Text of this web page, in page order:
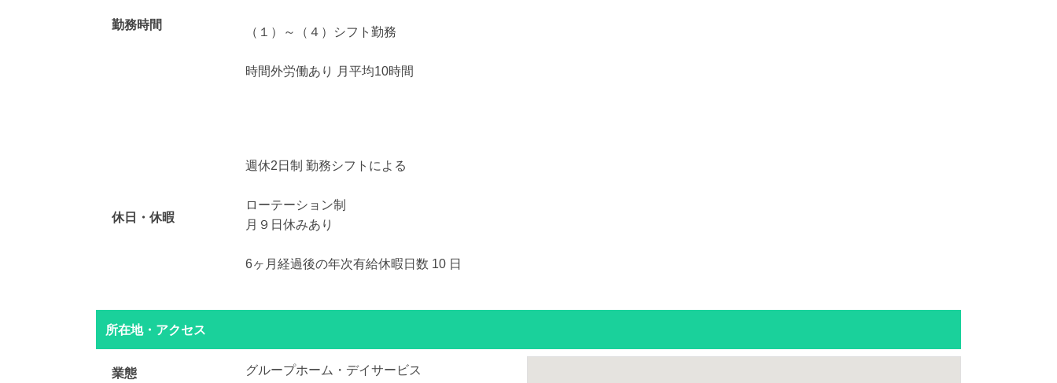
勤務時間
（１）～（４）シフト勤務
時間外労働あり 月平均10時間
休日・休暇
週休2日制 勤務シフトによる
ローテーション制
月９日休みあり
6ヶ月経過後の年次有給休暇日数 10 日
所在地・アクセス
業態 グループホーム・デイサービス